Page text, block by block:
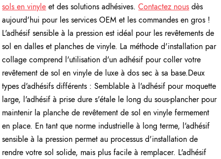
sols en vinyle et des solutions adhésives.Contactez nous dès
aujourd'hui pour les services OEM et les commandes en gros !
L'adhésif sensible à la pression est idéal pour les revêtements de
sol en dalles et planches de vinyle. La méthode d'installation par
collage comprend l'utilisation d'un adhésif pour coller votre
revêtement de sol en vinyle de luxe à dos sec à sa base.Deux
types d'adhésifs différents : Semblable à l'adhésif pour moquette
large, l'adhésif à prise dure s'étale le long du sous-plancher pour
maintenir la planche de revêtement de sol en vinyle fermement
en place. En tant que norme industrielle à long terme, l'adhésif
sensible à la pression permet au processus d'installation de
rendre votre sol solide, mais plus facile à remplacer. L'adhésif